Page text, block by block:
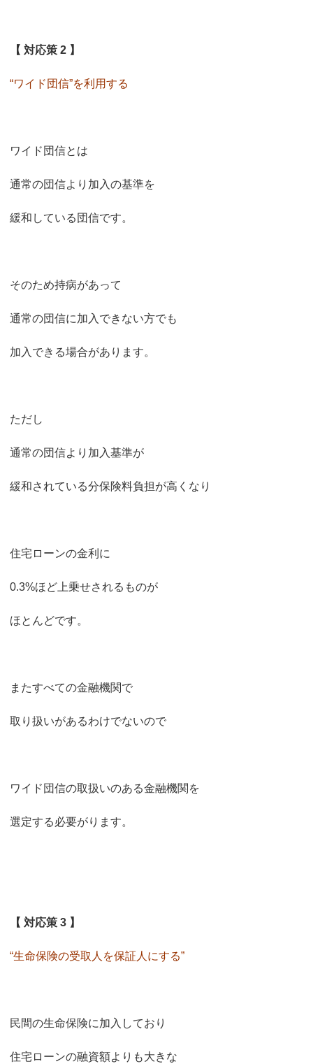
【 対応策 2 】
“ワイド団信”を利用する
ワイド団信とは
通常の団信より加入の基準を
緩和している団信です。
そのため持病があって
通常の団信に加入できない方でも
加入できる場合があります。
ただし
通常の団信より加入基準が
緩和されている分保険料負担が高くなり
住宅ローンの金利に
0.3%ほど上乗せされるものが
ほとんどです。
またすべての金融機関で
取り扱いがあるわけでないので
ワイド団信の取扱いのある金融機関を
選定する必要がります。
【 対応策 3 】
“生命保険の受取人を保証人にする”
民間の生命保険に加入しており
住宅ローンの融資額よりも大きな